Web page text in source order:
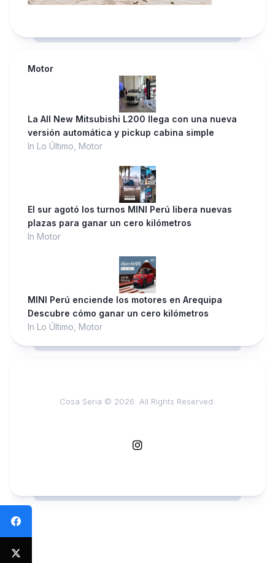
Motor
La All New Mitsubishi L200 llega con una nueva
versión automática y pickup cabina simple
In Lo Último, Motor
El sur agotó los turnos MINI Perú libera nuevas
plazas para ganar un cero kilómetros
In Motor
MINI Perú enciende los motores en Arequipa
Descubre cómo ganar un cero kilómetros
In Lo Último, Motor
Cosa Seria © 2026. All Rights Reserved.